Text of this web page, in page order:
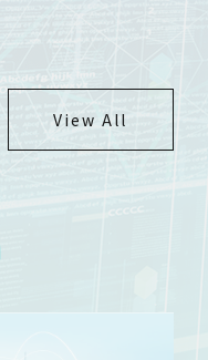
域でも活動して
域にお住まいの
待ちしてます。
ムの誤作動との
らくお待ちくだ
載しておりま
社員・業務委
View All